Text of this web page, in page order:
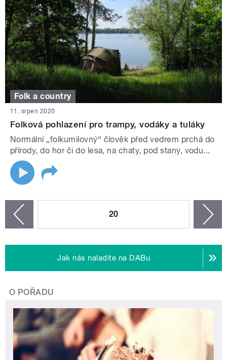
Folk a country
11. srpen 2020
Folková pohlazení pro trampy, vodáky a tuláky
Normální „folkumilovný“ člověk před vedrem prchá do
přírody, do hor či do lesa, na chaty, pod stany, vodu...
20
Jak nás naladíte na DABu
O POŘADU